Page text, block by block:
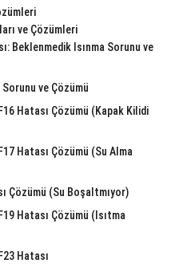
ve Çözümleri
Beklenmedik Isınma Sorunu ve
ve Çözümü
Hatası Çözümü (Kapak Kilidi
Hatası Çözümü (Su Alma
Çözümü (Su Boşaltmıyor)
Hatası Çözümü (Isıtma
Hatası